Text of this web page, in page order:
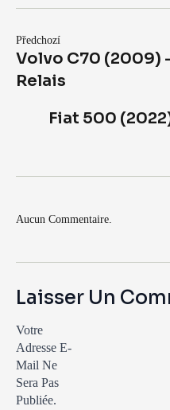
Předchozí
Volvo C70 (2009)
Relais
Fiat 500
Aucun Commentaire.
Laisser Un
Votre
Adresse E-
Mail Ne
Sera Pas
Publiée.